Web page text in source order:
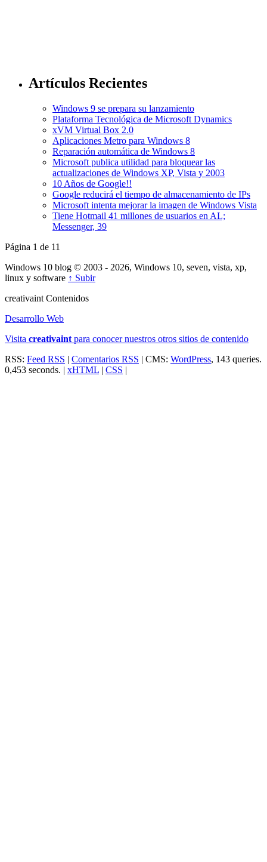
Artículos Recientes
Windows 9 se prepara su lanzamiento
Plataforma Tecnológica de Microsoft Dynamics
xVM Virtual Box 2.0
Aplicaciones Metro para Windows 8
Reparación automática de Windows 8
Microsoft publica utilidad para bloquear las
actualizaciones de Windows XP, Vista y 2003
10 Años de Google!!
Google reducirá el tiempo de almacenamiento de IPs
Microsoft intenta mejorar la imagen de Windows Vista
Tiene Hotmail 41 millones de usuarios en AL;
Messenger, 39
Página 1 de 11
Windows 10 blog © 2003 - 2026, Windows 10, seven, vista, xp,
linux y software ↑ Subir
creativaint Contenidos
Desarrollo Web
Visita creativaint para conocer nuestros otros sitios de contenido
RSS: Feed RSS | Comentarios RSS | CMS: WordPress, 143 queries.
0,453 seconds. | xHTML | CSS |